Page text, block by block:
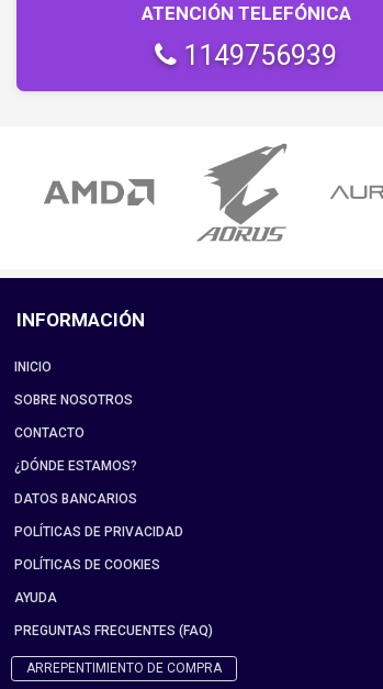
ATENCIÓN TELEFÓNICA
1149756939
INFORMACIÓN
INICIO
SOBRE NOSOTROS
CONTACTO
¿DÓNDE ESTAMOS?
DATOS BANCARIOS
POLÍTICAS DE PRIVACIDAD
POLÍTICAS DE COOKIES
AYUDA
PREGUNTAS FRECUENTES (FAQ)
ARREPENTIMIENTO DE COMPRA